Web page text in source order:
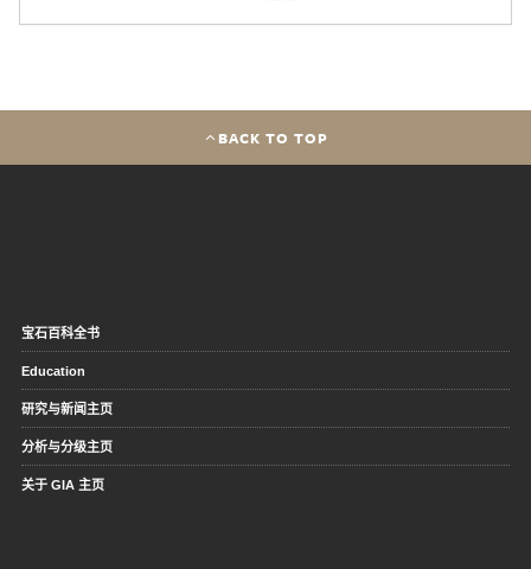
BACK TO TOP
宝石百科全书
Education
研究与新闻主页
分析与分级主页
关于 GIA 主页